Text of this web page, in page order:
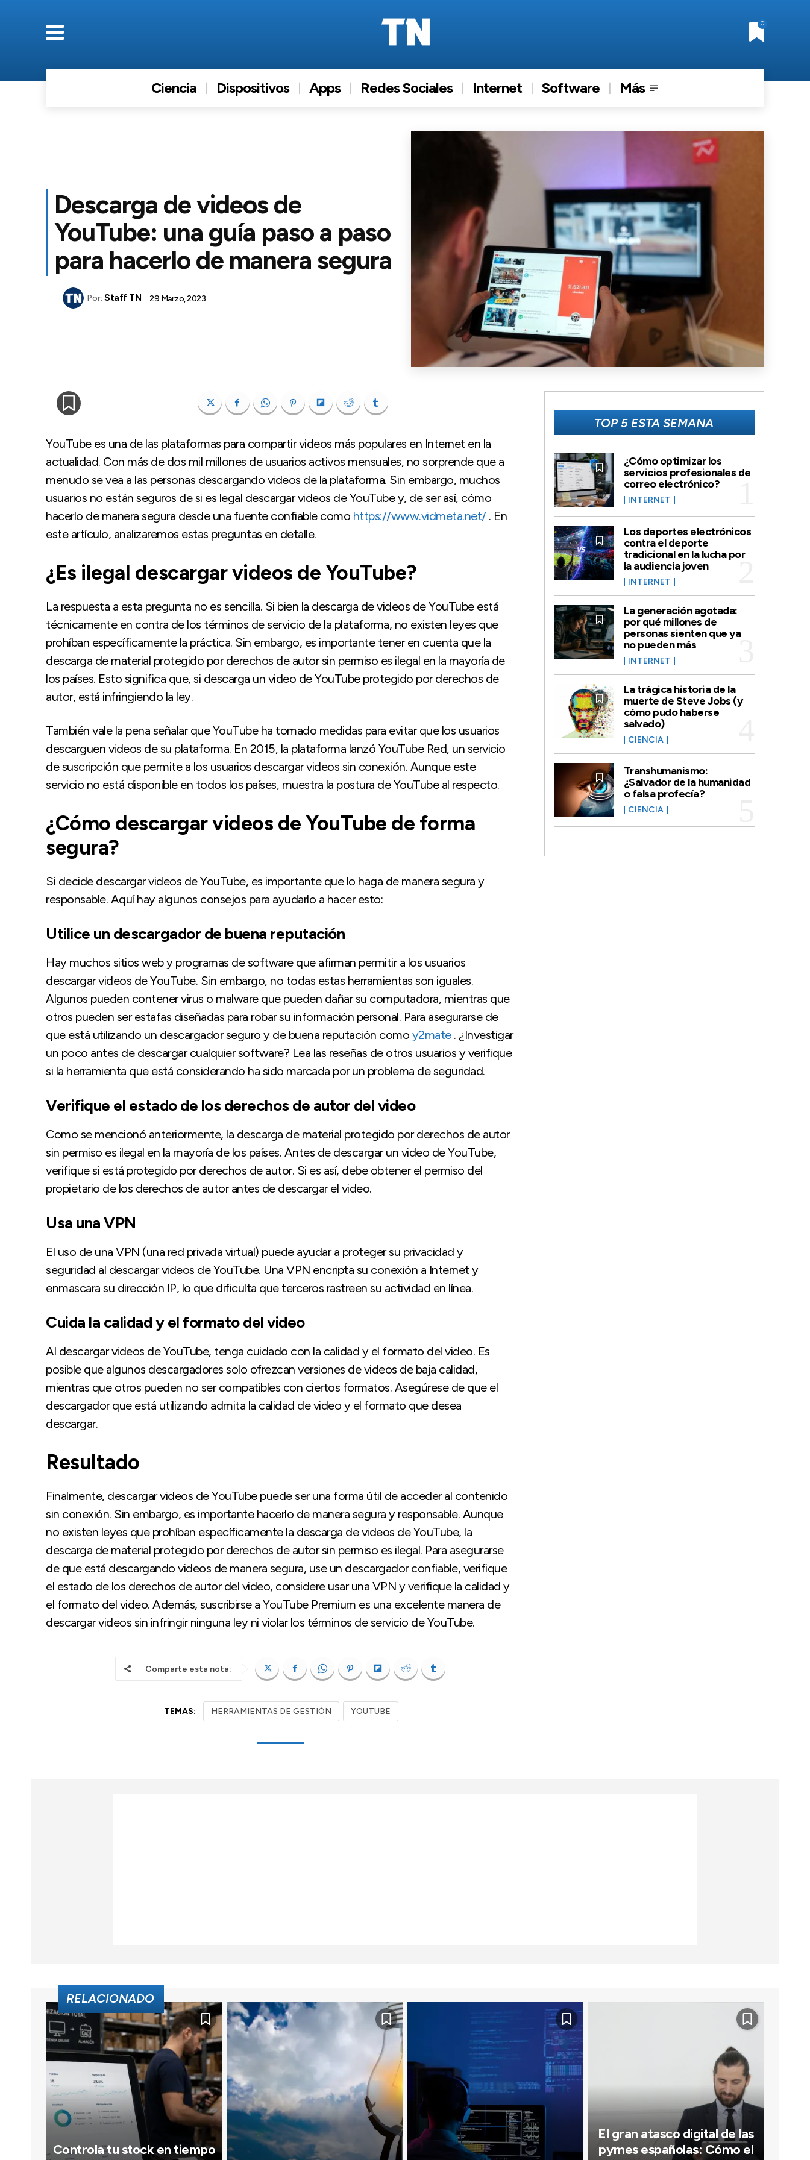
0
Ciencia Dispositivos Apps Redes Sociales Internet Software Más
Descarga de videos de
YouTube: una guía paso a paso
para hacerlo de manera segura
Por: Staff TN 29 Marzo, 2023
YouTube es una de las plataformas para compartir videos más populares en Internet en la
actualidad. Con más de dos mil millones de usuarios activos mensuales, no sorprende que a
menudo se vea a las personas descargando videos de la plataforma. Sin embargo, muchos
usuarios no están seguros de si es legal descargar videos de YouTube y, de ser así, cómo
hacerlo de manera segura desde una fuente confiable como https://www.vidmeta.net/. En
este artículo, analizaremos estas preguntas en detalle.
¿Es ilegal descargar videos de YouTube?
La respuesta a esta pregunta no es sencilla. Si bien la descarga de videos de YouTube está
técnicamente en contra de los términos de servicio de la plataforma, no existen leyes que
prohíban específicamente la práctica. Sin embargo, es importante tener en cuenta que la
descarga de material protegido por derechos de autor sin permiso es ilegal en la mayoría de
los países. Esto significa que, si descarga un video de YouTube protegido por derechos de
autor, está infringiendo la ley.
También vale la pena señalar que YouTube ha tomado medidas para evitar que los usuarios
descarguen videos de su plataforma. En 2015, la plataforma lanzó YouTube Red, un servicio
de suscripción que permite a los usuarios descargar videos sin conexión. Aunque este
servicio no está disponible en todos los países, muestra la postura de YouTube al respecto.
¿Cómo descargar videos de YouTube de forma
segura?
Si decide descargar videos de YouTube, es importante que lo haga de manera segura y
responsable. Aquí hay algunos consejos para ayudarlo a hacer esto:
Utilice un descargador de buena reputación
Hay muchos sitios web y programas de software que afirman permitir a los usuarios
descargar videos de YouTube. Sin embargo, no todas estas herramientas son iguales.
Algunos pueden contener virus o malware que pueden dañar su computadora, mientras que
otros pueden ser estafas diseñadas para robar su información personal. Para asegurarse de
que está utilizando un descargador seguro y de buena reputación como y2mate. ¿Investigar
un poco antes de descargar cualquier software? Lea las reseñas de otros usuarios y verifique
si la herramienta que está considerando ha sido marcada por un problema de seguridad.
Verifique el estado de los derechos de autor del video
Como se mencionó anteriormente, la descarga de material protegido por derechos de autor
sin permiso es ilegal en la mayoría de los países. Antes de descargar un video de YouTube,
verifique si está protegido por derechos de autor. Si es así, debe obtener el permiso del
propietario de los derechos de autor antes de descargar el video.
Usa una VPN
El uso de una VPN (una red privada virtual) puede ayudar a proteger su privacidad y
seguridad al descargar videos de YouTube. Una VPN encripta su conexión a Internet y
enmascara su dirección IP, lo que dificulta que terceros rastreen su actividad en línea.
Cuida la calidad y el formato del video
Al descargar videos de YouTube, tenga cuidado con la calidad y el formato del video. Es
posible que algunos descargadores solo ofrezcan versiones de videos de baja calidad,
mientras que otros pueden no ser compatibles con ciertos formatos. Asegúrese de que el
descargador que está utilizando admita la calidad de video y el formato que desea
descargar.
Resultado
Finalmente, descargar videos de YouTube puede ser una forma útil de acceder al contenido
sin conexión. Sin embargo, es importante hacerlo de manera segura y responsable. Aunque
no existen leyes que prohíban específicamente la descarga de videos de YouTube, la
descarga de material protegido por derechos de autor sin permiso es ilegal. Para asegurarse
de que está descargando videos de manera segura, use un descargador confiable, verifique
el estado de los derechos de autor del video, considere usar una VPN y verifique la calidad y
el formato del video. Además, suscribirse a YouTube Premium es una excelente manera de
descargar videos sin infringir ninguna ley ni violar los términos de servicio de YouTube.
Comparte esta nota:
TEMAS: HERRAMIENTAS DE GESTIÓN YOUTUBE
TOP 5 ESTA SEMANA
¿Cómo optimizar los
servicios profesionales de
correo electrónico?
INTERNET
Los deportes electrónicos
contra el deporte
tradicional en la lucha por
la audiencia joven
INTERNET
La generación agotada:
por qué millones de
personas sienten que ya
no pueden más
INTERNET
La trágica historia de la
muerte de Steve Jobs (y
cómo pudo haberse
salvado)
CIENCIA
Transhumanismo:
¿Salvador de la humanidad
o falsa profecía?
CIENCIA
RELACIONADO
Controla tu stock en tiempo
El gran atasco digital de las
pymes españolas: Cómo el